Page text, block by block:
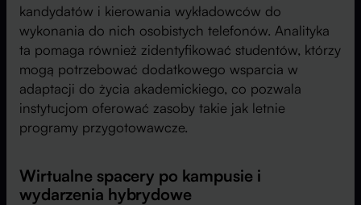
kandydatów i kierowania wykładowców do
wykonania do nich osobistych telefonów. Analityka
ta pomaga również zidentyfikować studentów, którzy
mogą potrzebować dodatkowego wsparcia w
adaptacji do życia akademickiego, co pozwala
instytucjom oferować zasoby takie jak letnie
programy przygotowawcze.
Wirtualne spacery po kampusie i
wydarzenia hybrydowe